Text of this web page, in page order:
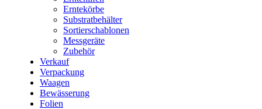
Erntekörbe
Substratbehälter
Sortierschablonen
Messgeräte
Zubehör
Verkauf
Verpackung
Waagen
Bewässerung
Folien